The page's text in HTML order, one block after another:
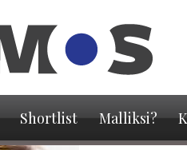
Shortlist Malliksi?